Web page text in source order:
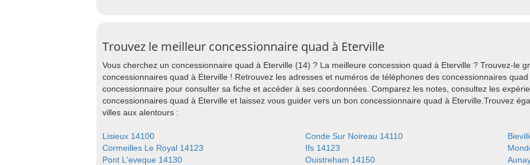
Trouvez le meilleur concessionnaire quad à Eterville
Vous cherchez un concessionnaire quad à Eterville (14) ? La meilleure concession quad à Eterville ? Trouvez-le
concessionnaires quad à Eterville ! Retrouvez les adresses et numéros de téléphones des concessionnaires
concessionnaire pour consulter sa fiche et accéder à ses coordonnées. Comparez les notes, consultez les
concessionnaires quad à Eterville et laissez vous guider vers un bon concessionnaire quad à Eterville.Trouvez
villes aux alentours :
Lisieux 14100 Conde Sur Noireau 14110
Cormeilles Le Royal 14123
Ifs 14123
Pont L'eveque 14130
Ouistreham 14150